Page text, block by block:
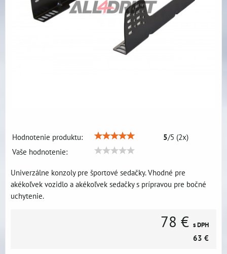
Hodnotenie produktu: 5/5 (2x)
Vaše hodnotenie:
Univerzálne konzoly pre športové sedačky. Vhodné pre
akékoľvek vozidlo a akékoľvek sedačky s prípravou pre bočné
uchytenie.
78 € s DPH
63 €